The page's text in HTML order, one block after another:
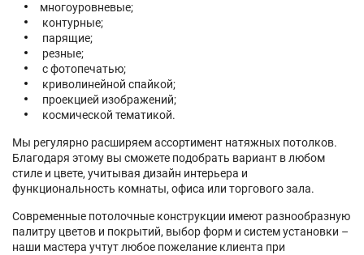
многоуровневые;
контурные;
парящие;
резные;
с фотопечатью;
криволинейной спайкой;
проекцией изображений;
космической тематикой.
Мы регулярно расширяем ассортимент натяжных потолков.
Благодаря этому вы сможете подобрать вариант в любом
стиле и цвете, учитывая дизайн интерьера и
функциональность комнаты, офиса или торгового зала.
Современные потолочные конструкции имеют разнообразную
палитру цветов и покрытий, выбор форм и систем установки –
наши мастера учтут любое пожелание клиента при